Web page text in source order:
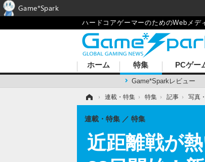
ハードコアゲーマーのためのWebメデ
ホーム 特集
Game*Sparkレビュー
PCゲー
› 連載・特集 › 特集 › 記事 › 写真
近距離戦が
連載・特集 特集
Game*Spark